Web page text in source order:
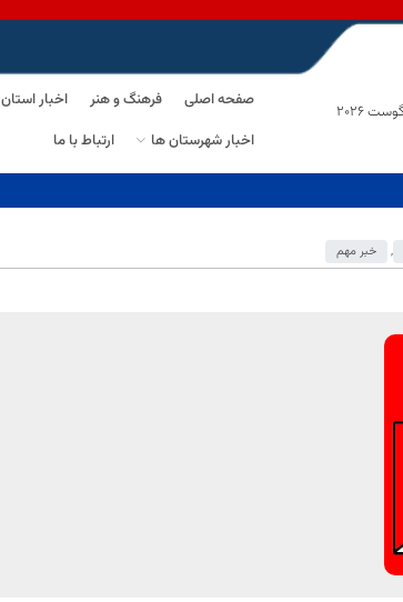
صفحه اصلی فرهنگ و هنر اخبار استان
اخبار شهرستان ها
ارتباط با ما
, خبر مهم